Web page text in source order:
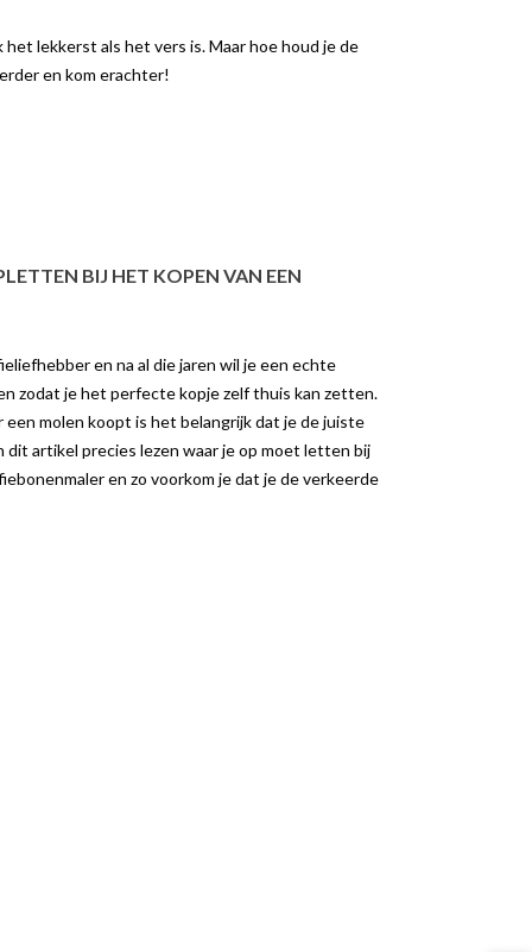
smakelijk ziet het er...
lekkerst als het vers is. Maar hoe houd je de
en kom erachter!
BIJ HET KOPEN VAN EEN
en na al die jaren wil je een echte
zodat je het perfecte kopje zelf thuis kan zetten.
een molen koopt is het belangrijk dat je de juiste
dit artikel precies lezen waar je op moet letten bij
en zo voorkom je dat je de verkeerde